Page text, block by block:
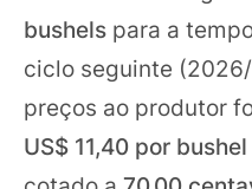
bushels para a
ciclo seguinte
preços ao produtor
US$ 11,40 por bushel